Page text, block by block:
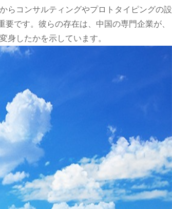
らコンサルティングやプロトタイピングの設
要です。彼らの存在は、中国の専門企業が、
身したかを示しています。